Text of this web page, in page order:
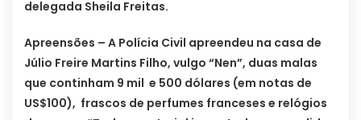
delegada Sheila Freitas.
Apreensões – A Polícia Civil apreendeu na casa de
Júlio Freire Martins Filho, vulgo “Nen”, duas malas
que continham 9 mil e 500 dólares (em notas de
US$100), frascos de perfumes franceses e relógios